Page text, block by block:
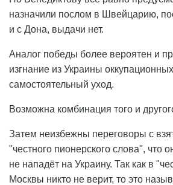
назначили послом в Швейцарию,
и с Дона, выдачи нет.
Аналог победы более вероятен и
изгнание из Украины
самостоятельный уход.
Возможна комбинация того и
Затем неизбежны переговоры с
"честного пионерского слова", что
не нападёт на Украину. Так как в
Москвы никто не верит, то это